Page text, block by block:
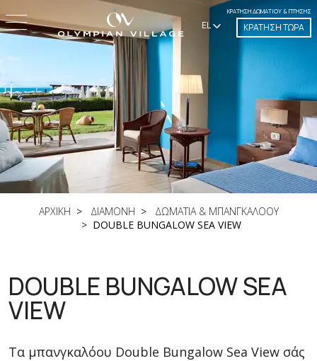
EL
ΚΡΆΤΗΣΗ ΔΩΜΑΤΊΟΥ & ΠΤΉΣΗΣ
ΚΡΑΤΗΣΗ ΤΩΡΑ
ΑΡΧΙΚΗ ΔΙΑΜΟΝΗ
ΔΩΜΑΤΙΑ & ΜΠΑΝΓΚΑΛΟΟΥ
DOUBLE BUNGALOW SEA VIEW
DOUBLE BUNGALOW SEA
VIEW
Τα μπανγκαλόου Double Bungalow Sea View σάς